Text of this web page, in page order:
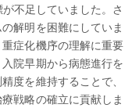
不足していました。さ
解明を困難にしていま
症化機序の理解に重要
院早期から病態進行を
度を維持することで、
戦略の確立に貢献しま